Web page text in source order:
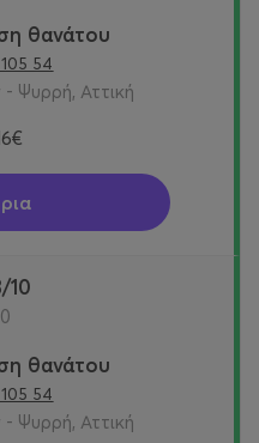
θανάτου
54
Ψυρρή, Αττική
10
θανάτου
54
Ψυρρή, Αττική